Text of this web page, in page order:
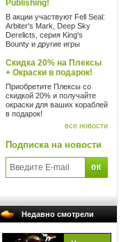
Publishing!
В акции участвуют Fell Seal:
Arbiter's Mark, Deep Sky
Derelicts, серия King's
Bounty и другие игры
Скидка 20% на Плексы
+ Окраски в подарок!
Приобретите Плексы со
скидкой 20% и получайте
окраски для ваших кораблей
в подарок!
все новости
Подписка на новости
Недавно смотрели